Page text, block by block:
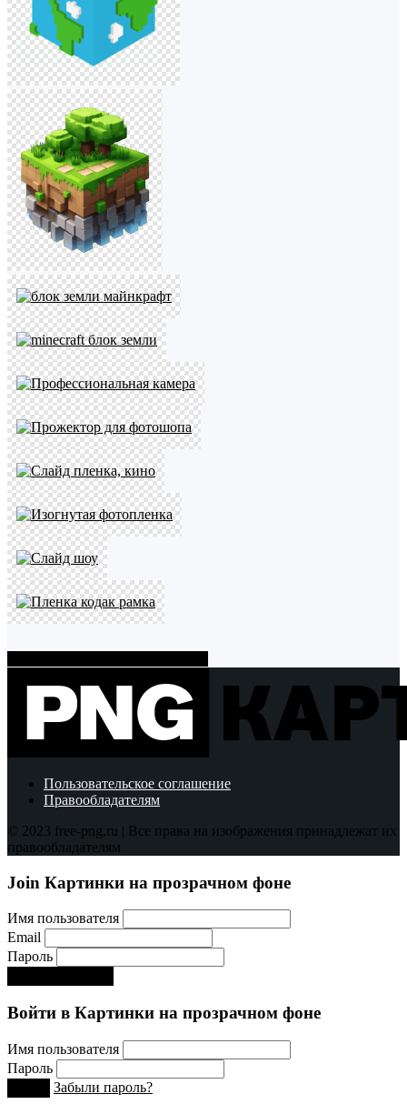
Пользовательское соглашение
Правообладателям
© 2023 free-png.ru | Все права на изображения принадлежат их
правообладателям
Join Картинки на прозрачном фоне
Имя пользователя
Email
Пароль
Войти в Картинки на прозрачном фоне
Имя пользователя
Пароль
Забыли пароль?